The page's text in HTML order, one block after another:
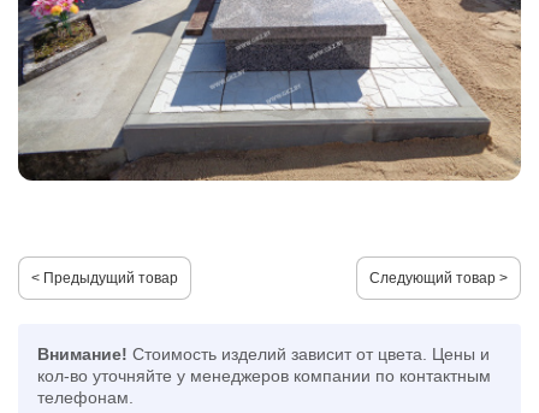
< Предыдущий товар Следующий товар >
Внимание! Стоимость изделий зависит от цвета. Цены и
кол-во уточняйте у менеджеров компании по контактным
телефонам.